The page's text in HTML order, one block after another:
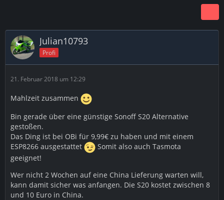
Julian10793
Profi
21. Februar 2018 um 12:29
Mahlzeit zusammen
Bin gerade über eine günstige Sonoff S20 Alternative
gestoßen.
Das Ding ist bei OBi für 9,99€ zu haben und mit einem
ESP8266 ausgestattet
Somit also auch Tasmota
geeignet!
Wer nicht 2 Wochen auf eine China Lieferung warten will,
kann damit sicher was anfangen. Die S20 kostet zwischen 8
und 10 Euro in China.